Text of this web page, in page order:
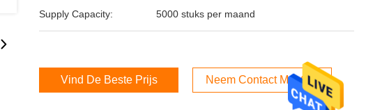
Supply Capacity: 5000 stuks per maand
Vind De Beste Prijs Neem Contact Met Ons Op